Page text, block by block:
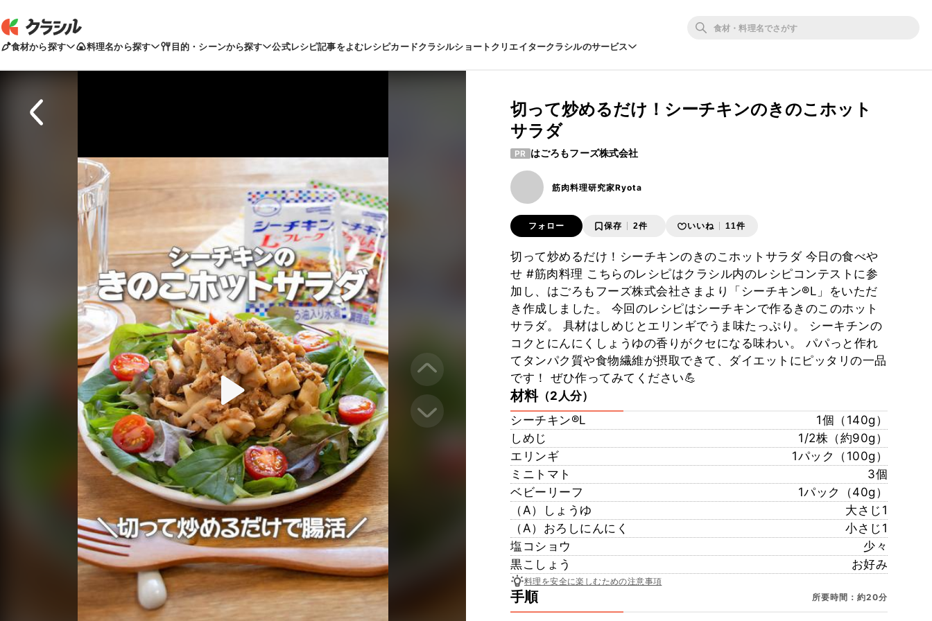
食材から探す 料理名から探す 目的・シーンから探す 公式レシピ記事をよむレシピカードクラシルショートクリエイタークラシルのサービス
切って炒めるだけ！シーチキンのきのこホット
サラダ
PR はごろもフーズ株式会社
筋肉料理研究家Ryota
フォロー 保存 2件 いいね 11件
切って炒めるだけ！シーチキンのきのこホットサラダ 今日の食べや
せ #筋肉料理 こちらのレシピはクラシル内のレシピコンテストに参
加し、はごろもフーズ株式会社さまより「シーチキン®L」をいただ
き作成しました。 今回のレシピはシーチキンで作るきのこのホット
サラダ。 具材はしめじとエリンギでうま味たっぷり。 シーキチンの
コクとにんにくしょうゆの香りがクセになる味わい。 パパっと作れ
てタンパク質や食物繊維が摂取できて、ダイエットにピッタリの一品
です！ ぜひ作ってみてください💪
材料（2人分）
シーチキン®L
1個（140g）
しめじ
1/2株（約90g）
エリンギ
1パック（100g）
ミニトマト
3個
ベビーリーフ
1パック（40g）
（A）しょうゆ
大さじ1
（A）おろしにんにく
小さじ1
塩コショウ
少々
黒こしょう
お好み
料理を安全に楽しむための注意事項
手順 所要時間：約20分